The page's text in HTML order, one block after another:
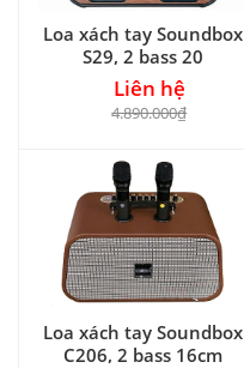
Loa xách tay Soundbox
S29, 2 bass 20
Liên hệ
4.890.000₫
Loa xách tay Soundbox
C206, 2 bass 16cm